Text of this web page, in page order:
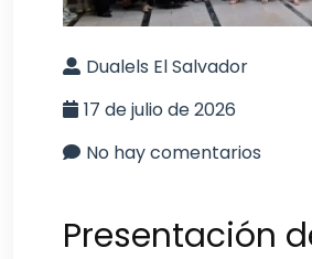
Dualels El Salvador
17 de julio de 2026
No hay comentarios
Presentación